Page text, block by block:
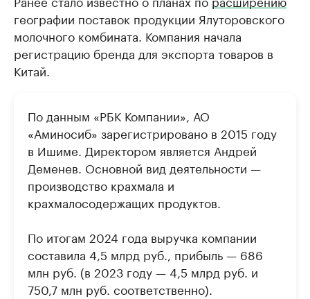
географии поставок продукции Ялуторовского
молочного комбината. Компания начала
регистрацию бренда для экспорта товаров в
Китай.
По данным «РБК Компании», АО
«Аминосиб» зарегистрировано в 2015 году
в Ишиме. Директором является Андрей
Деменев. Основной вид деятельности —
производство крахмала и
крахмалосодержащих продуктов.
По итогам 2024 года выручка компании
составила 4,5 млрд руб., прибыль — 686
млн руб. (в 2023 году — 4,5 млрд руб. и
750,7 млн руб. соответственно).